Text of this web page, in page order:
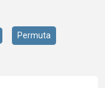
Permuta